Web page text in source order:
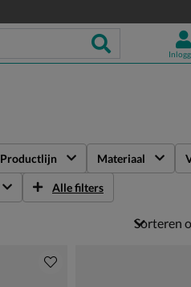
Productlijn Materiaal
Alle filters
Sorteren